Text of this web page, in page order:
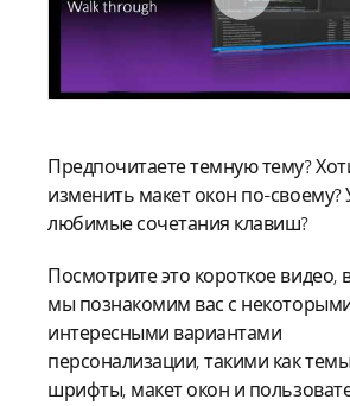
Предпочитаете темную тему?
изменить макет окон по-своему?
любимые сочетания клавиш?
Посмотрите это короткое видео,
мы познакомим вас с
интересными вариантами
персонализации, такими как
шрифты, макет окон и